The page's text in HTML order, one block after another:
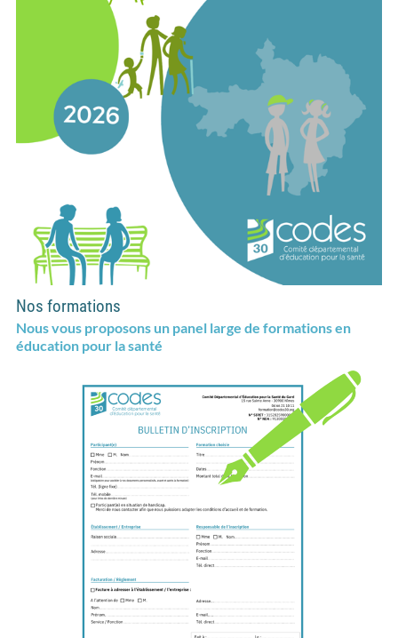
Nos formations
Nous vous proposons un panel large de formations en
éducation pour la santé